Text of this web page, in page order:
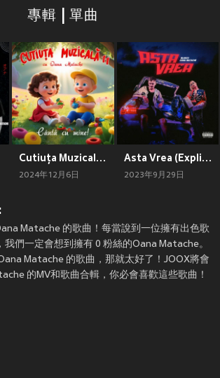
專輯 | 單曲
Cutiuța Muzicală 11 - Cântă cu mine
2024年12月6日
Asta Vrea (Explicit)
2023年9月29日
Matache 的歌曲！每當說到一位擁有出色歌
我們一定會想到擁有 0 粉絲的Oana Matache。
Matache 的歌曲，那就太好了！JOOX將會
的MV和歌曲合輯，你必會喜歡這些歌曲！